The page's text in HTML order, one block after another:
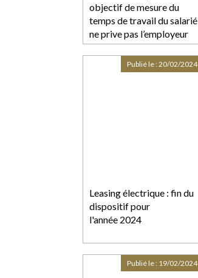
objectif de mesure du
temps de travail du salarié
ne prive pas l’employeur
du débat contradictoire
Leasing électrique : fin du
dispositif pour
l'année 2024
Publié le :20/02/2024
Publié le : 19/02/2024